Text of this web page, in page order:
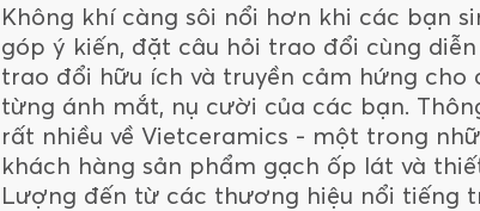
Không khí càng sôi nổi hơn khi các bạn
góp ý kiến, đặt câu hỏi trao đổi cùng
trao đổi hữu ích và truyền cảm hứng
từng ánh mắt, nụ cười của các bạn.
rất nhiều về Vietceramics - một trong
khách hàng sản phẩm gạch ốp lát và
Lượng đến từ các thương hiệu nổi tiếng